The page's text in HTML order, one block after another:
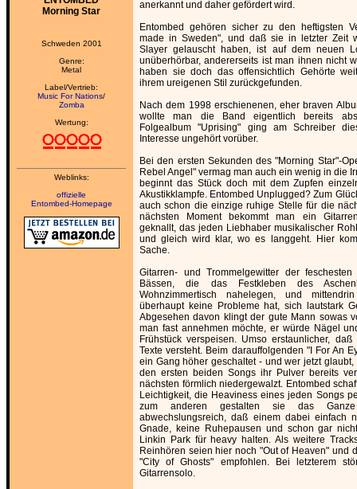
Morning Star
Schweden 2001
Genre:
Metal
Label/Vertrieb:
Music For Nations/
Zomba
Wertung:
Weblinks:
offizielle
Entombed-Homepage
anerkannt und daher gefördert wird.
Entombed gehören sicher zu den heftigsten
made in Sweden", und daß sie in letzter Zeit
Slayer gelauscht haben, ist auf dem neuen
unüberhörbar, andererseits ist man ihnen nicht
haben sie doch das offensichtlich Gehörte
ihrem ureigenen Stil zurückgefunden.
Nach dem 1998 erschienenen, eher braven
wollte man die Band eigentlich bereits
Folgealbum "Uprising" ging am Schreiber
Interesse ungehört vorüber.
Bei den ersten Sekunden des "Morning Star"-
Rebel Angel" vermag man auch ein wenig in die
beginnt das Stück doch mit dem Zupfen
Akustikklampfe. Entombed Unplugged? Zum
auch schon die einzige ruhige Stelle für die
nächsten Moment bekommt man ein
geknallt, das jeden Liebhaber musikalischer
und gleich wird klar, wo es langgeht. Hier
Sache.
Gitarren- und Trommelgewitter der
Bässen, die das Festkleben des
Wohnzimmertisch nahelegen, und
überhaupt keine Probleme hat, sich lautstark
Abgesehen davon klingt der gute Mann sowas
man fast annehmen möchte, er würde Nägel
Frühstück verspeisen. Umso erstaunlicher,
Texte versteht. Beim darauffolgenden "I For An
ein Gang höher geschaltet - und wer jetzt glaubt,
den ersten beiden Songs ihr Pulver bereits
nächsten förmlich niedergewalzt. Entombed
Leichtigkeit, die Heaviness eines jeden Songs
zum anderen gestalten sie das
abwechslungsreich, daß einem dabei einfach
Gnade, keine Ruhepausen und schon gar
Linkin Park für heavy halten. Als weitere
Reinhören seien hier noch "Out of Heaven" und
"City of Ghosts" empfohlen. Bei letzterem
Gitarrensolo.